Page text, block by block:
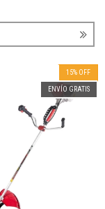
15% OFF
ENVÍO GRATIS